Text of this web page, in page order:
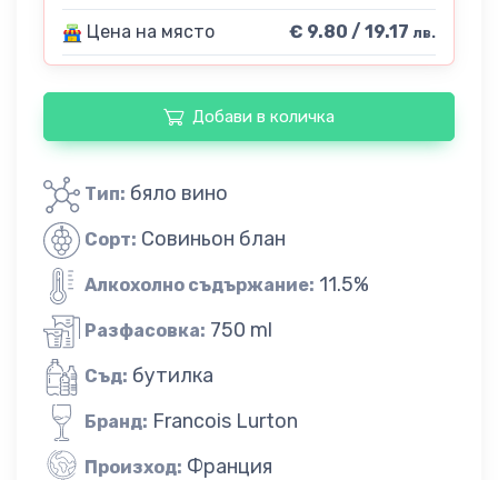
Цена на място € 9.80 / 19.17 лв.
Добави в количка
Тип: бяло вино
Сорт: Совиньон блан
Алкохолно съдържание: 11.5%
Разфасовка: 750 ml
Съд: бутилка
Бранд: Francois Lurton
Произход: Франция